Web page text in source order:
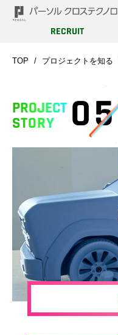
RECRUIT
TOP プロジェクトを知る
PROJECT
STORY
05